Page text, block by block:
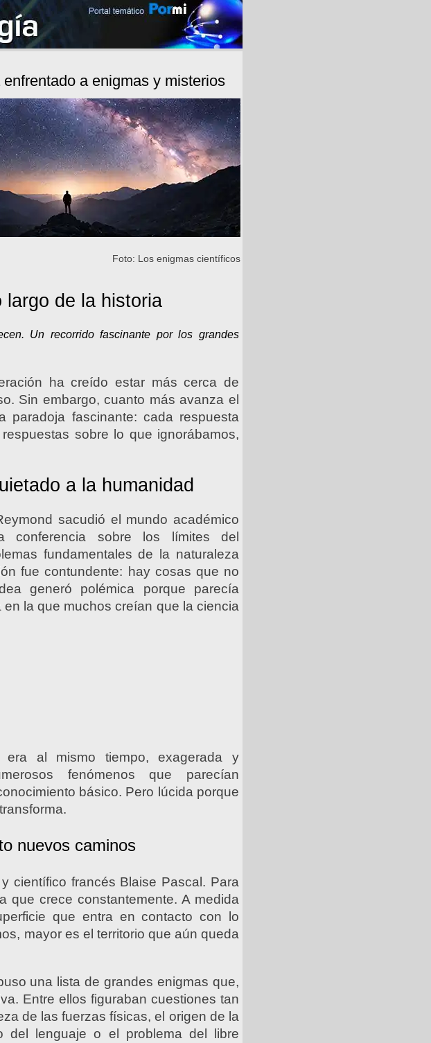
a enigmas y misterios
Foto: Los enigmas científicos
de la historia
Un recorrido fascinante por los grandes
ha creído estar más cerca de
Sin embargo, cuanto más avanza el
paradoja fascinante: cada respuesta
sobre lo que ignorábamos,
a la humanidad
sacudió el mundo académico
conferencia sobre los límites del
fundamentales de la naturaleza
fue contundente: hay cosas que no
generó polémica porque parecía
la que muchos creían que la ciencia
al mismo tiempo, exagerada y
fenómenos que parecían
básico. Pero lúcida porque
nuevos caminos
científico francés Blaise Pascal. Para
que crece constantemente. A medida
que entra en contacto con lo
mayor es el territorio que aún queda
una lista de grandes enigmas que,
Entre ellos figuraban cuestiones tan
de las fuerzas físicas, el origen de la
del lenguaje o el problema del libre